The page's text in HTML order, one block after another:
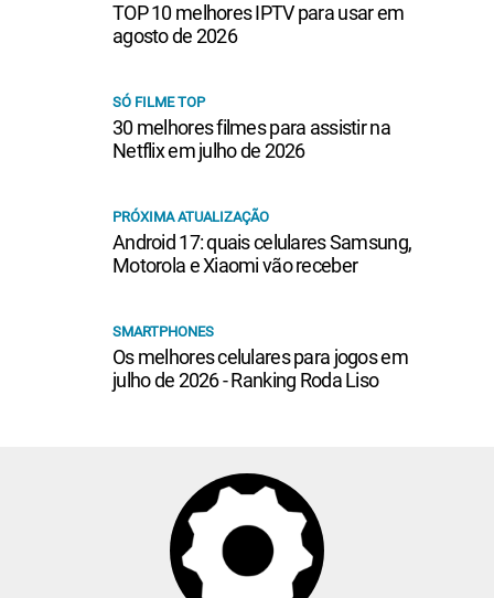
TOP 10 melhores IPTV para usar em
agosto de 2026
SÓ FILME TOP
30 melhores filmes para assistir na
Netflix em julho de 2026
PRÓXIMA ATUALIZAÇÃO
Android 17: quais celulares Samsung,
Motorola e Xiaomi vão receber
SMARTPHONES
Os melhores celulares para jogos em
julho de 2026 - Ranking Roda Liso